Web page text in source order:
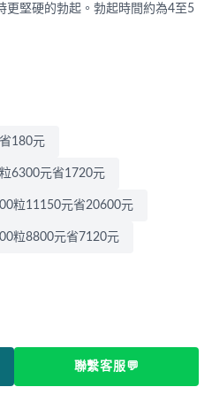
更堅硬的勃起。勃起時間約為4至5
180元
6300元省1720元
粒11150元省20600元
粒8800元省7120元
聯繫客服💬